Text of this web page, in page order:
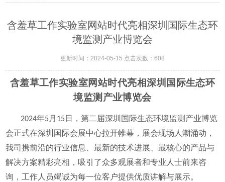
含羞草工作实验室网站时代亮相深圳国际生态环
境监测产业博览会
更新时间：2024-05-15 点击次数：608
含羞草工作实验室网站时代亮相深圳国际生态环
境监测产业博览会
2024年5月15日，第二届深圳国际生态环境监测产业博览
会正式在深圳国际会展中心拉开帷幕，展会现场人潮涌动，
我司携前沿的行业信息、最新的技术进展、最核心的产品与
解决方案精彩亮相，吸引了众多观展者和专业人士前来咨
询，工作人员竭诚为每一位客户提供优质讲解与展示。